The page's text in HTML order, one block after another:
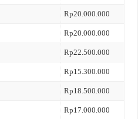
Rp20.000.000
Rp20.000.000
Rp22.500.000
Rp15.300.000
Rp18.500.000
Rp17.000.000